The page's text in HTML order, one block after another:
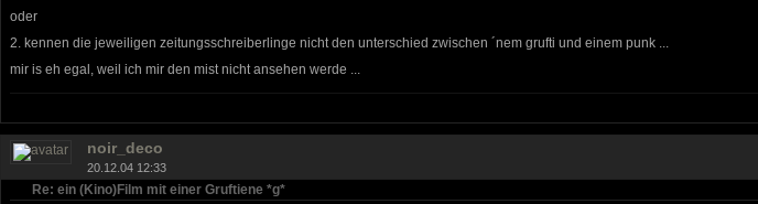
oder
2. kennen die jeweiligen zeitungsschreiberlinge nicht den unterschied zwischen ´nem grufti und einem punk ...
mir is eh egal, weil ich mir den mist nicht ansehen werde ...
noir_deco
20.12.04 12:33
Re: ein (Kino)Film mit einer Gruftiene *g*